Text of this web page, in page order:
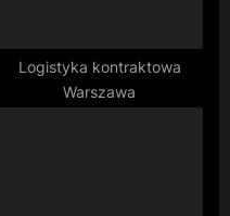
Logistyka kontraktowa
Warszawa